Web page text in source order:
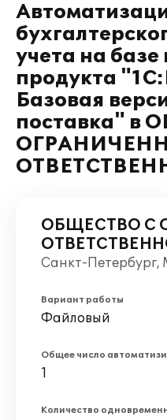
учета на
продукта
Базовая
поставка" в
ОБЩЕСТВО С
Санкт-Петербург,
Вариант работы
Файловый
Общее число
1
Количество